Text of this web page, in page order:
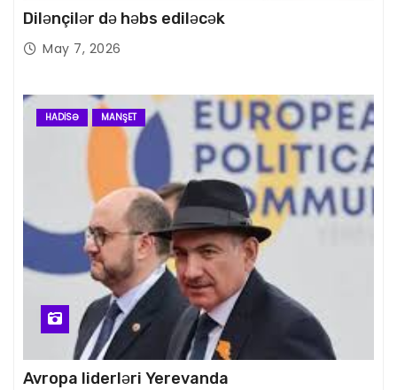
Dilənçilər də həbs ediləcək
May 7, 2026
HADISƏ MANŞET
Avropa liderləri Yerevanda